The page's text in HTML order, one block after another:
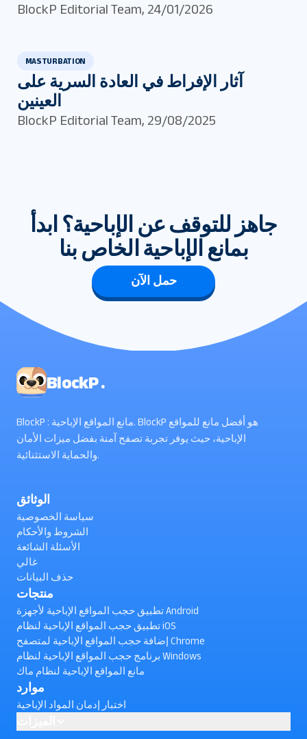
BlockP Editorial Team, 24/01/2026
MASTURBATION
آثار الإفراط في العادة السرية على
العينين
BlockP Editorial Team, 29/08/2025
جاهز للتوقف عن الإباحية؟ ابدأ
بمانع الإباحية الخاص بنا
حمل الآن
BlockP .
BlockP : مانع المواقع الإباحية. BlockP هو أفضل مانع للمواقع
الإباحية، حيث يوفر تجربة تصفح آمنة بفضل ميزات الأمان
والحماية الاستثنائية.
الوثائق
سياسة الخصوصية
الشروط والأحكام
الأسئلة الشائعة
غالي
حذف البيانات
منتجات
تطبيق حجب المواقع الإباحية لأجهزة Android
تطبيق حجب المواقع الإباحية لنظام iOS
إضافة حجب المواقع الإباحية لمتصفح Chrome
برنامج حجب المواقع الإباحية لنظام Windows
مانع المواقع الإباحية لنظام ماك
موارد
اختبار إدمان المواد الإباحية